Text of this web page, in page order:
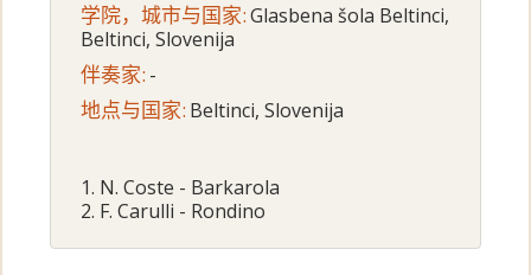
学院，城市与国家:Glasbena šola Beltinci,
Beltinci, Slovenija
伴奏家: -
地点与国家: Beltinci, Slovenija
1. N. Coste - Barkarola
2. F. Carulli - Rondino